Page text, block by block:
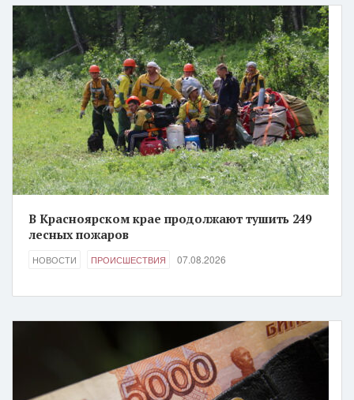
В Красноярском крае продолжают тушить 249
лесных пожаров
НОВОСТИ ПРОИСШЕСТВИЯ 07.08.2026